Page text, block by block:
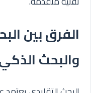
الفرق بين
والبحث